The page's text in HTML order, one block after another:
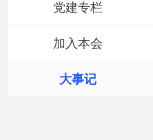
党建专栏
加入本会
大事记